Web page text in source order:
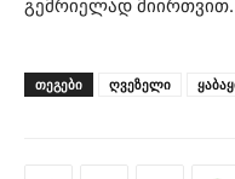
გემრიელად მიირთვით.
ᲗᲔᲒᲔᲑᲘ ღვეზელი